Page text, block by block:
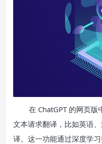
在 ChatGPT 的网页
文本请求翻译，比如英语
译。这一功能通过深度学